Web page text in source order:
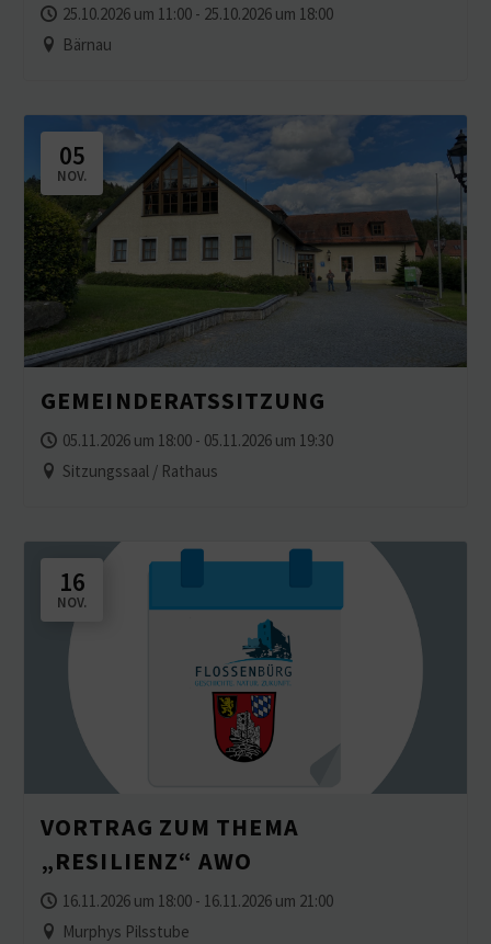
25.10.2026 um 11:00 - 25.10.2026 um 18:00
Bärnau
05
NOV.
GEMEIN­DE­RATS­SITZUNG
05.11.2026 um 18:00 - 05.11.2026 um 19:30
Sitzungssaal / Rathaus
16
NOV.
VORTRAG ZUM THEMA
„RESILIENZ“ AWO
16.11.2026 um 18:00 - 16.11.2026 um 21:00
Murphys Pilsstube